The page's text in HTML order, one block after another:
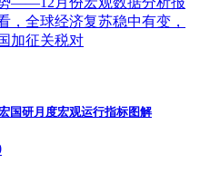
，全球经济复苏稳中有变，
加征关税对
国研月度宏观运行指标图解